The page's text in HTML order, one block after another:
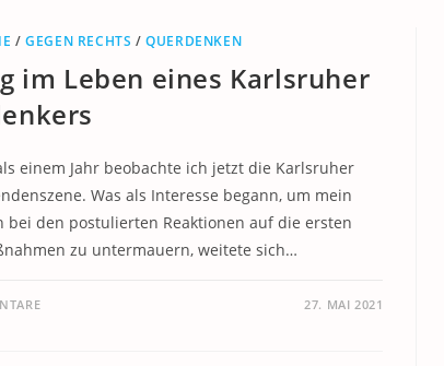
/GEGEN RECHTS /QUERDENKEN
im Leben eines Karlsruher
einem Jahr beobachte ich jetzt die Karlsruher
Was als Interesse begann, um mein
bei den postulierten Reaktionen auf die ersten
zu untermauern, weitete sich…
27. MAI 2021